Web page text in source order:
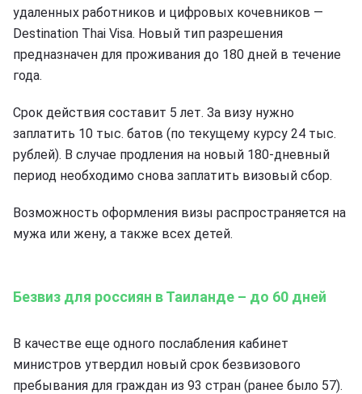
удаленных работников и цифровых кочевников —
Destination Thai Visa. Новый тип разрешения
предназначен для проживания до 180 дней в течение
года.
Срок действия составит 5 лет. За визу нужно
заплатить 10 тыс. батов (по текущему курсу 24 тыс.
рублей). В случае продления на новый 180-дневный
период необходимо снова заплатить визовый сбор.
Возможность оформления визы распространяется на
мужа или жену, а также всех детей.
Безвиз для россиян в Таиланде – до 60 дней
В качестве еще одного послабления кабинет
министров утвердил новый срок безвизового
пребывания для граждан из 93 стран (ранее было 57).